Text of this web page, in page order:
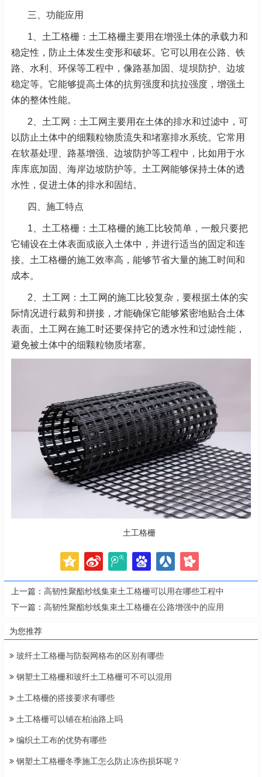
三、功能应用
1、土工格栅：土工格栅主要用在增强土体的承载力和
稳定性，防止土体发生变形和破坏。它可以用在公路、铁
路、水利、环保等工程中，像路基加固、堤坝防护、边坡
稳定等。它能够提高土体的抗剪强度和抗拉强度，增强土
体的整体性能。
2、土工网：土工网主要用在土体的排水和过滤中，可
以防止土体中的细颗粒物质流失和堵塞排水系统。它常用
在软基处理、路基增强、边坡防护等工程中，比如用于水
库库底加固、海岸边坡防护等。土工网能够保持土体的透
水性，促进土体的排水和固结。
四、施工特点
1、土工格栅：土工格栅的施工比较简单，一般只要把
它铺设在土体表面或嵌入土体中，并进行适当的固定和连
接。土工格栅的施工效率高，能够节省大量的施工时间和
成本。
2、土工网：土工网的施工比较复杂，要根据土体的实
际情况进行裁剪和拼接，才能确保它能够紧密地贴合土体
表面。土工网在施工时还要保持它的透水性和过滤性能，
避免被土体中的细颗粒物质堵塞。
土工格栅
上一篇： 高韧性聚酯纱线集束土工格栅可以用在哪些工程中
下一篇： 高韧性聚酯纱线集束土工格栅在公路增强中的应用
为您推荐
玻纤土工格栅与防裂网格布的区别有哪些
钢塑土工格栅和玻纤土工格栅可不可以混用
土工格栅的搭接要求有哪些
土工格栅可以铺在柏油路上吗
编织土工布的优势有哪些
钢塑土工格栅冬季施工怎么防止冻伤损坏呢？